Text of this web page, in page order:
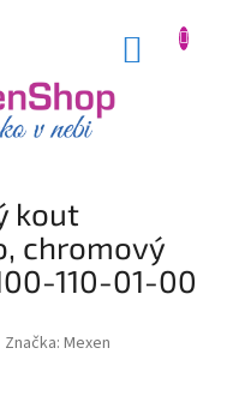
kout
chromový
110-01-00
Značka: Mexen